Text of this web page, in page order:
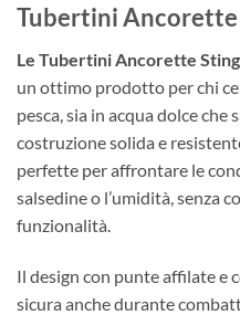
Tubertini Ancorette
Le Tubertini Ancorette
un ottimo prodotto per chi
pesca, sia in acqua dolce che
costruzione solida e
perfette per affrontare le
salsedine o l’umidità, senza
funzionalità.
Il design con punte affilate e
sicura anche durante